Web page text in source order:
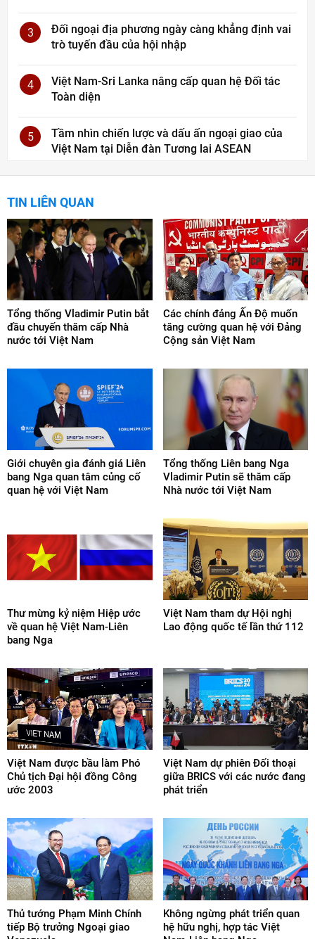
3
Đối ngoại địa phương ngày càng khẳng định vai
trò tuyến đầu của hội nhập
4
Việt Nam-Sri Lanka nâng cấp quan hệ Đối tác
Toàn diện
5
Tầm nhìn chiến lược và dấu ấn ngoại giao của
Việt Nam tại Diễn đàn Tương lai ASEAN
TIN LIÊN QUAN
Tổng thống Vladimir Putin bắt
đầu chuyến thăm cấp Nhà
nước tới Việt Nam
Các chính đảng Ấn Độ muốn
tăng cường quan hệ với Đảng
Cộng sản Việt Nam
Giới chuyên gia đánh giá Liên
bang Nga quan tâm củng cố
quan hệ với Việt Nam
Tổng thống Liên bang Nga
Vladimir Putin sẽ thăm cấp
Nhà nước tới Việt Nam
Thư mừng kỷ niệm Hiệp ước
về quan hệ Việt Nam-Liên
bang Nga
Việt Nam tham dự Hội nghị
Lao động quốc tế lần thứ 112
Việt Nam được bầu làm Phó
Chủ tịch Đại hội đồng Công
ước 2003
Việt Nam dự phiên Đối thoại
giữa BRICS với các nước đang
phát triển
Thủ tướng Phạm Minh Chính
tiếp Bộ trưởng Ngoại giao
Không ngừng phát triển quan
hệ hữu nghị, hợp tác Việt